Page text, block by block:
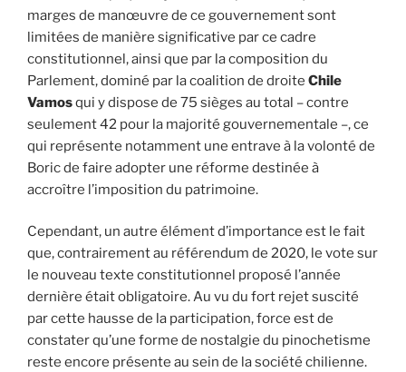
marges de manœuvre de ce gouvernement sont
limitées de manière significative par ce cadre
constitutionnel, ainsi que par la composition du
Parlement, dominé par la coalition de droite Chile
Vamosqui y dispose de 75 sièges au total – contre
seulement 42 pour la majorité gouvernementale –, ce
qui représente notamment une entrave à la volonté de
Boric de faire adopter une réforme destinée à
accroître l’imposition du patrimoine.
Cependant, un autre élément d’importance est le fait
que, contrairement au référendum de 2020, le vote sur
le nouveau texte constitutionnel proposé l’année
dernière était obligatoire. Au vu du fort rejet suscité
par cette hausse de la participation, force est de
constater qu’une forme de nostalgie du pinochetisme
reste encore présente au sein de la société chilienne.